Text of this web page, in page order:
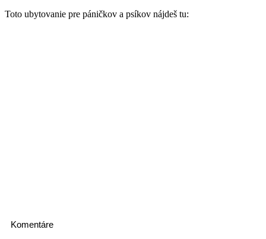
Toto ubytovanie pre páničkov a psíkov nájdeš tu:
Komentáre